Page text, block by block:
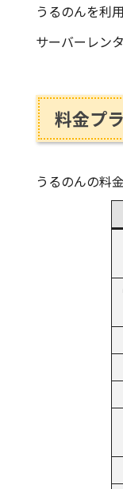
うるのんを利
サーバーレン
料金プ
うるのんの料